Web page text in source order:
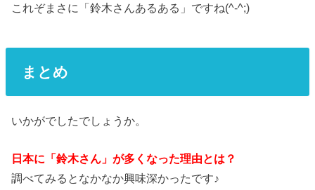
これぞまさに「鈴木さんあるある」ですね(^-^;)
まとめ
いかがでしたでしょうか。
日本に「鈴木さん」が多くなった理由とは？
調べてみるとなかなか興味深かったです♪